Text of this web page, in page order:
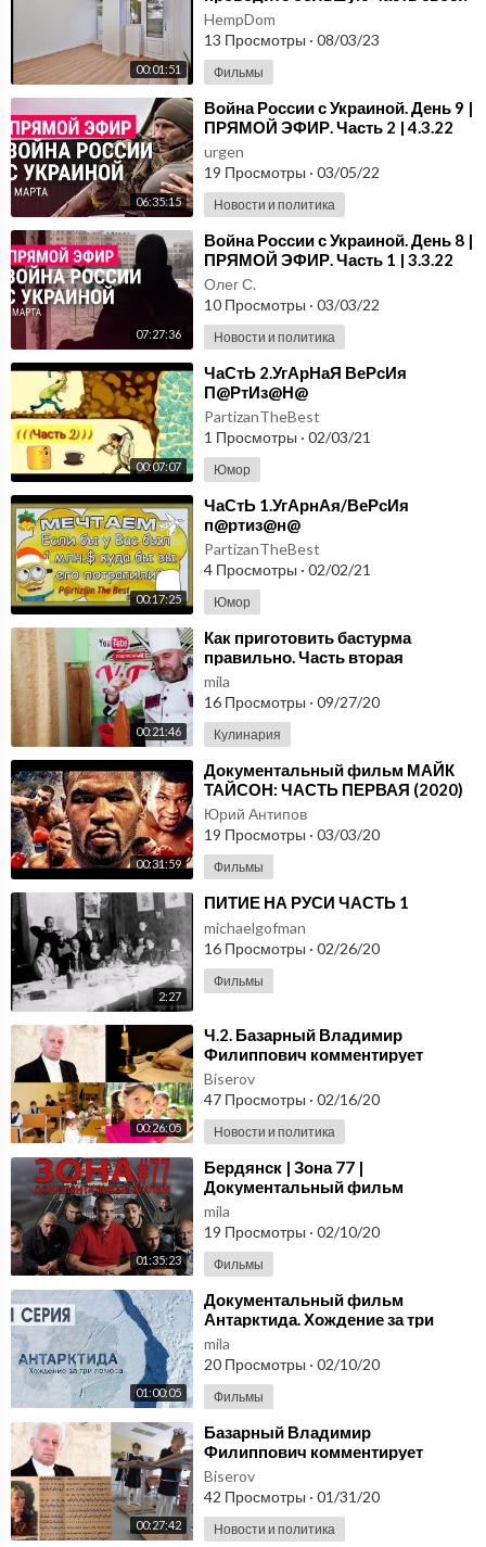
00:01:51
жизни!
HempDom
13 Просмотры · 08/03/23
Фильмы
06:35:15
⁣Война России с Украиной. День 9 |
ПРЯМОЙ ЭФИР. Часть 2 | 4.3.22
urgen
19 Просмотры · 03/05/22
Новости и политика
07:27:36
⁣Война России с Украиной. День 8 |
ПРЯМОЙ ЭФИР. Часть 1 | 3.3.22
Олег С.
10 Просмотры · 03/03/22
Новости и политика
00:07:07
⁣ЧаСтЬ 2.УгАрНаЯ ВеРсИя
П@РтИз@Н@
PartizanTheBest
1 Просмотры · 02/03/21
Юмор
00:17:25
⁣ЧаСтЬ 1.УгАрнАя/ВеРсИя
п@ртиз@н@
PartizanTheBest
4 Просмотры · 02/02/21
Юмор
00:21:46
⁣Как приготовить бастурма
правильно. Часть вторая
mila
16 Просмотры · 09/27/20
Кулинария
00:31:59
⁣Документальный фильм МАЙК
ТАЙСОН: ЧАСТЬ ПЕРВАЯ (2020)
Юрий Антипов
19 Просмотры · 03/03/20
Фильмы
2:27
⁣ПИТИЕ НА РУСИ ЧАСТЬ 1
michaelgofman
16 Просмотры · 02/26/20
Фильмы
00:26:05
⁣Ч.2. Базарный Владимир
Филиппович комментирует
послание Президента 2020.
Здоровые дети. Часть 2
Biserov
47 Просмотры · 02/16/20
Новости и политика
01:35:23
⁣Бердянск | Зона 77 |
Документальный фильм
mila
19 Просмотры · 02/10/20
Фильмы
01:00:05
⁣Документальный фильм
Антарктида. Хождение за три
полюса. Часть 1
mila
20 Просмотры · 02/10/20
Фильмы
00:27:42
⁣Базарный Владимир
Филиппович комментирует
послание Президента 2020.
Здоровые дети. Часть 1
Biserov
42 Просмотры · 01/31/20
Новости и политика